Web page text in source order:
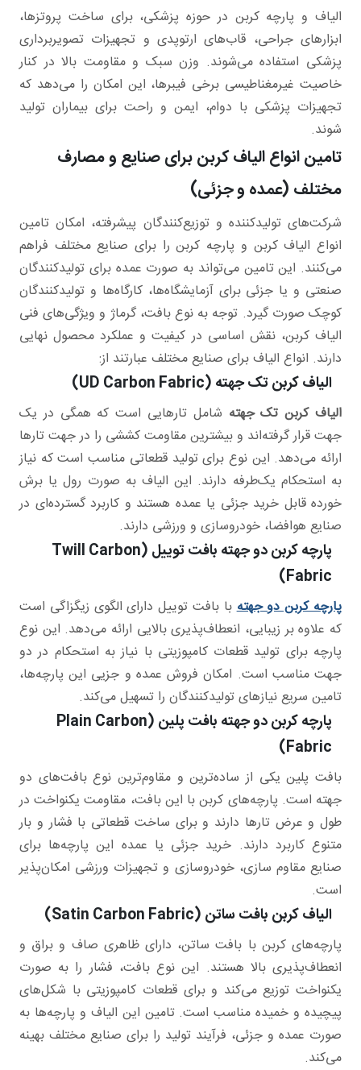
الیاف و پارچه کربن در حوزه پزشکی، برای ساخت پروتزها،
ابزارهای جراحی، قاب‌های ارتوپدی و تجهیزات تصویربرداری
پزشکی استفاده می‌شوند. وزن سبک و مقاومت بالا در کنار
خاصیت غیرمغناطیسی برخی فیبرها، این امکان را می‌دهد که
تجهیزات پزشکی با دوام، ایمن و راحت برای بیماران تولید
شوند.
تامین انواع الیاف کربن برای صنایع و مصارف
مختلف (عمده و جزئی)
شرکت‌های تولیدکننده و توزیع‌کنندگان پیشرفته، امکان تامین
انواع الیاف کربن و پارچه کربن را برای صنایع مختلف فراهم
می‌کنند. این تامین می‌تواند به صورت عمده برای تولیدکنندگان
صنعتی و یا جزئی برای آزمایشگاه‌ها، کارگاه‌ها و تولیدکنندگان
کوچک صورت گیرد. توجه به نوع بافت، گرماژ و ویژگی‌های فنی
الیاف کربن، نقش اساسی در کیفیت و عملکرد محصول نهایی
دارند. انواع الیاف برای صنایع مختلف عبارتند از:
الیاف کربن تک جهته (UD Carbon Fabric)
الیاف کربن تک جهتهشامل تارهایی است که همگی در یک
جهت قرار گرفته‌اند و بیشترین مقاومت کششی را در جهت تارها
ارائه می‌دهد. این نوع برای تولید قطعاتی مناسب است که نیاز
به استحکام یک‌طرفه دارند. این الیاف به صورت رول یا برش
خورده قابل خرید جزئی یا عمده هستند و کاربرد گسترده‌ای در
صنایع هوافضا، خودروسازی و ورزشی دارند.
پارچه کربن دو جهته بافت توییل (Twill Carbon
Fabric)
پارچه کربن دو جهتهبا بافت توییل دارای الگوی زیگزاگی است
که علاوه بر زیبایی، انعطاف‌پذیری بالایی ارائه می‌دهد. این نوع
پارچه برای تولید قطعات کامپوزیتی با نیاز به استحکام در دو
جهت مناسب است. امکان فروش عمده و جزیی این پارچه‌ها،
تامین سریع نیازهای تولیدکنندگان را تسهیل می‌کند.
پارچه کربن دو جهته بافت پلین (Plain Carbon
Fabric)
بافت پلین یکی از ساده‌ترین و مقاوم‌ترین نوع بافت‌های دو
جهته است. پارچه‌های کربن با این بافت، مقاومت یکنواخت در
طول و عرض تارها دارند و برای ساخت قطعاتی با فشار و بار
متنوع کاربرد دارند. خرید جزئی یا عمده این پارچه‌ها برای
صنایع مقاوم سازی، خودروسازی و تجهیزات ورزشی امکان‌پذیر
است.
الیاف کربن بافت ساتن (Satin Carbon Fabric)
پارچه‌های کربن با بافت ساتن، دارای ظاهری صاف و براق و
انعطاف‌پذیری بالا هستند. این نوع بافت، فشار را به صورت
یکنواخت توزیع می‌کند و برای قطعات کامپوزیتی با شکل‌های
پیچیده و خمیده مناسب است. تامین این الیاف و پارچه‌ها به
صورت عمده و جزئی، فرآیند تولید را برای صنایع مختلف بهینه
می‌کند.